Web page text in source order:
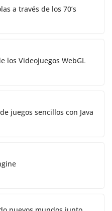
a través de los 70’s
los Videojuegos WebGL
juegos sencillos con Java